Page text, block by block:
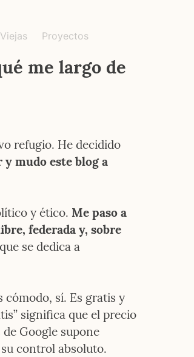
Proyectos
me largo de
refugio. He decidido
y ético.
federada y, sobre
que se dedica a
cómodo, sí. Es gratis y
significa que el precio
Google supone
control absoluto.